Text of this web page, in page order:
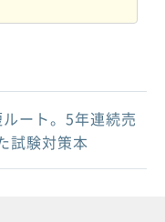
ート。5年連続売
試験対策本